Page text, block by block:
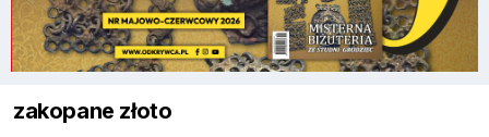
zakopane złoto